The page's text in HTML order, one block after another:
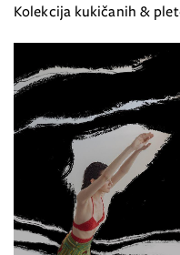
Kolekcija kukičanih &